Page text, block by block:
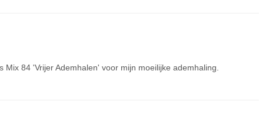
84 'Vrijer Ademhalen' voor mijn moeilijke ademhaling.